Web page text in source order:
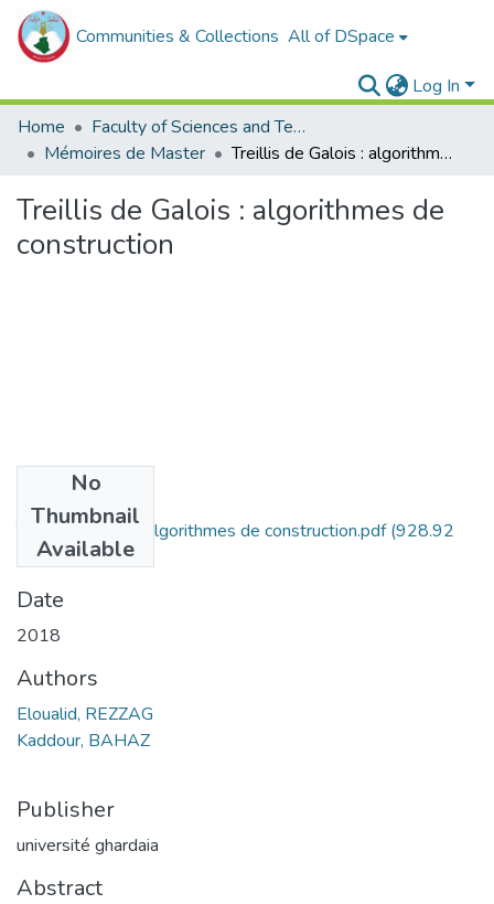
Communities & Collections All of DSpace
Log In
Home
Faculty of Sciences and Technology
Mémoires de Master
Treillis de Galois : algorithmes de construction
Treillis de Galois : algorithmes de
construction
No
Thumbnail
Available
Treillis de Galois algorithmes de construction.pdf(928.92
KB)
Date
2018
Authors
Eloualid, REZZAG
Kaddour, BAHAZ
Publisher
université ghardaia
Abstract